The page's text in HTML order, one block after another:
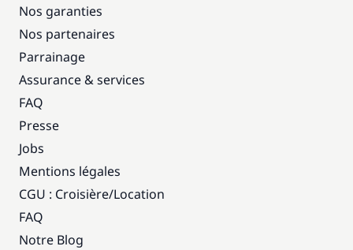
Nos garanties
Nos partenaires
Parrainage
Assurance & services
FAQ
Presse
Jobs
Mentions légales
CGU : Croisière/Location
FAQ
Notre Blog